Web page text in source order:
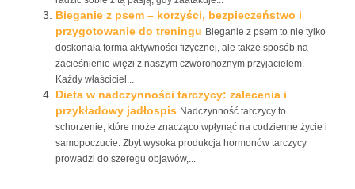
Bieganie z psem – korzyści, bezpieczeństwo i
przygotowanie do treningu Bieganie z psem to nie tylko
doskonała forma aktywności fizycznej, ale także sposób na
zacieśnienie więzi z naszym czworonożnym przyjacielem.
Każdy właściciel...
Dieta w nadczynności tarczycy: zalecenia i
przykładowy jadłospis Nadczynność tarczycy to
schorzenie, które może znacząco wpłynąć na codzienne życie i
samopoczucie. Zbyt wysoka produkcja hormonów tarczycy
prowadzi do szeregu objawów,...